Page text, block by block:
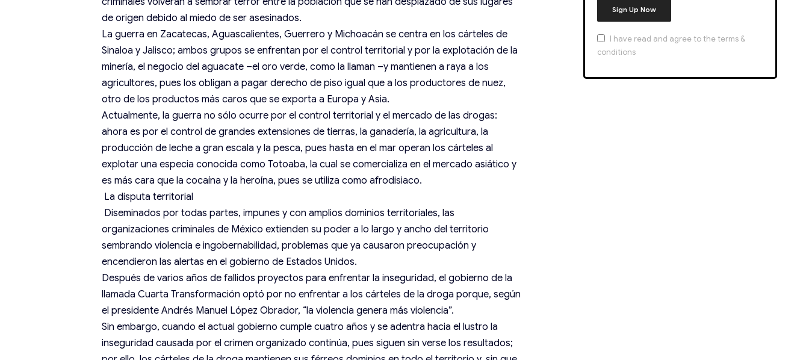
de origen debido al miedo de ser asesinados.
La guerra en Zacatecas, Aguascalientes, Guerrero y Michoacán se centra en los cárteles de
Sinaloa y Jalisco; ambos grupos se enfrentan por el control territorial y por la explotación de la
minería, el negocio del aguacate –el oro verde, como la llaman –y mantienen a raya a los
agricultores, pues los obligan a pagar derecho de piso igual que a los productores de nuez,
otro de los productos más caros que se exporta a Europa y Asia.
Actualmente, la guerra no sólo ocurre por el control territorial y el mercado de las drogas:
ahora es por el control de grandes extensiones de tierras, la ganadería, la agricultura, la
producción de leche a gran escala y la pesca, pues hasta en el mar operan los cárteles al
explotar una especia conocida como Totoaba, la cual se comercializa en el mercado asiático y
es más cara que la cocaína y la heroína, pues se utiliza como afrodisiaco.
La disputa territorial
Diseminados por todas partes, impunes y con amplios dominios territoriales, las
organizaciones criminales de México extienden su poder a lo largo y ancho del territorio
sembrando violencia e ingobernabilidad, problemas que ya causaron preocupación y
encendieron las alertas en el gobierno de Estados Unidos.
Después de varios años de fallidos proyectos para enfrentar la inseguridad, el gobierno de la
llamada Cuarta Transformación optó por no enfrentar a los cárteles de la droga porque, según
el presidente Andrés Manuel López Obrador, “la violencia genera más violencia”.
Sin embargo, cuando el actual gobierno cumple cuatro años y se adentra hacia el lustro la
inseguridad causada por el crimen organizado continúa, pues siguen sin verse los resultados;
I have read and agree to the terms &
conditions